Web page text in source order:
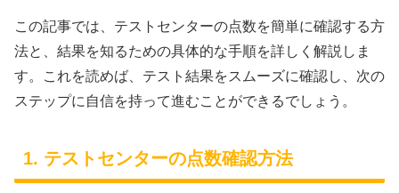
この記事では、テストセンターの点数を簡単に確認する方
法と、結果を知るための具体的な手順を詳しく解説しま
す。これを読めば、テスト結果をスムーズに確認し、次の
ステップに自信を持って進むことができるでしょう。
1. テストセンターの点数確認方法